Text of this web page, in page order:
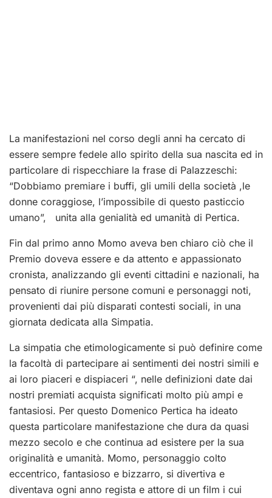
La manifestazioni nel corso degli anni ha cercato di
essere sempre fedele allo spirito della sua nascita ed in
particolare di rispecchiare la frase di Palazzeschi:
“Dobbiamo premiare i buffi, gli umili della società ,le
donne coraggiose, l’impossibile di questo pasticcio
umano”, unita alla genialità ed umanità di Pertica.
Fin dal primo anno Momo aveva ben chiaro ciò che il
Premio doveva essere e da attento e appassionato
cronista, analizzando gli eventi cittadini e nazionali, ha
pensato di riunire persone comuni e personaggi noti,
provenienti dai più disparati contesti sociali, in una
giornata dedicata alla Simpatia.
La simpatia che etimologicamente si può definire come
la facoltà di partecipare ai sentimenti dei nostri simili e
ai loro piaceri e dispiaceri “, nelle definizioni date dai
nostri premiati acquista significati molto più ampi e
fantasiosi. Per questo Domenico Pertica ha ideato
questa particolare manifestazione che dura da quasi
mezzo secolo e che continua ad esistere per la sua
originalità e umanità. Momo, personaggio colto
eccentrico, fantasioso e bizzarro, si divertiva e
diventava ogni anno regista e attore di un film i cui